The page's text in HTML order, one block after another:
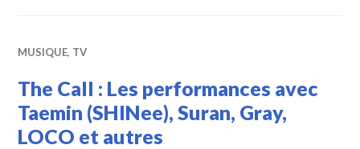
MUSIQUE, TV
The Call : Les performances avec
Taemin (SHINee), Suran, Gray,
LOCO et autres